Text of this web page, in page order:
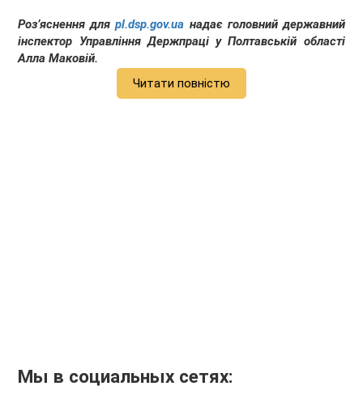
Роз’яснення дляpl.dsp.gov.ua надає головний державний
інспектор Управління Держпраці у Полтавській області
АллаМаковій.
Читати повністю
Мы в социальных сетях: